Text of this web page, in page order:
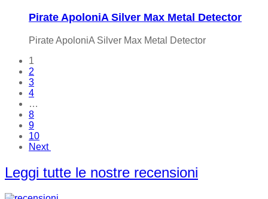
Pirate ApoloniA Silver Max Metal Detector
Pirate ApoloniA Silver Max Metal Detector
1
2
3
4
…
8
9
10
Next
Leggi tutte le nostre recensioni